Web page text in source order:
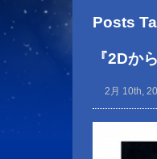
Posts
『2Dか
2月 10th,